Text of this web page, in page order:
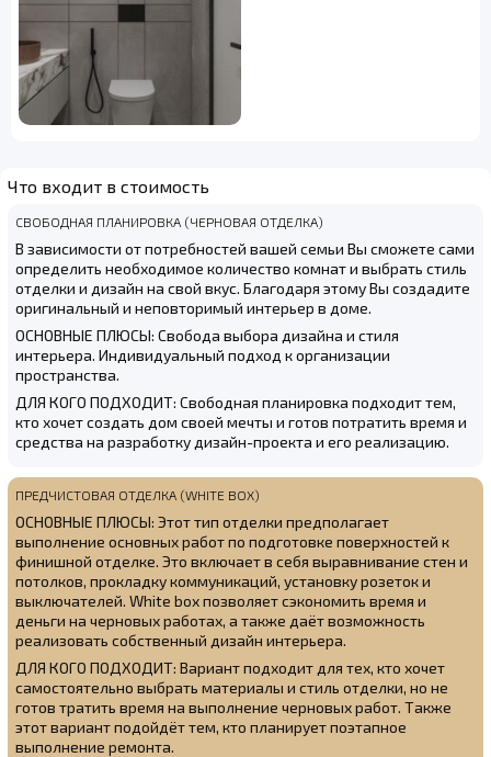
Что входит в стоимость
СВОБОДНАЯ ПЛАНИРОВКА (ЧЕРНОВАЯ ОТДЕЛКА)
В зависимости от потребностей вашей семьи Вы сможете сами
определить необходимое количество комнат и выбрать стиль
отделки и дизайн на свой вкус. Благодаря этому Вы создадите
оригинальный и неповторимый интерьер в доме.
ОСНОВНЫЕ ПЛЮСЫ: Свобода выбора дизайна и стиля
интерьера. Индивидуальный подход к организации
пространства.
ДЛЯ КОГО ПОДХОДИТ: Свободная планировка подходит тем,
кто хочет создать дом своей мечты и готов потратить время и
средства на разработку дизайн-проекта и его реализацию.
ПРЕДЧИСТОВАЯ ОТДЕЛКА (WHITE BOX)
ОСНОВНЫЕ ПЛЮСЫ: Этот тип отделки предполагает
выполнение основных работ по подготовке поверхностей к
финишной отделке. Это включает в себя выравнивание стен и
потолков, прокладку коммуникаций, установку розеток и
выключателей. White box позволяет сэкономить время и
деньги на черновых работах, а также даёт возможность
реализовать собственный дизайн интерьера.
ДЛЯ КОГО ПОДХОДИТ: Вариант подходит для тех, кто хочет
самостоятельно выбрать материалы и стиль отделки, но не
готов тратить время на выполнение черновых работ. Также
этот вариант подойдёт тем, кто планирует поэтапное
выполнение ремонта.